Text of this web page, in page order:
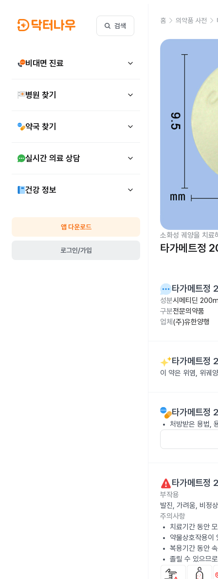
검색
비대면 진료
병원 찾기
약국 찾기
실시간 의료 상담
건강 정보
앱 다운로드
로그인/가입
홈 의약품 사전
소화성 궤양을 치료
타가메트정
타가메트
성분시메티딘
구분전문의약품
업체 (주)유한양행
타가메트
이 약은 위염, 위궤
타가메트
처방받은 용법,
타가메트
부작용
발진, 가려움, 비정
주의사항
치료기간 동안
약물상호작용이
복용기간 동안
졸릴 수 있으므